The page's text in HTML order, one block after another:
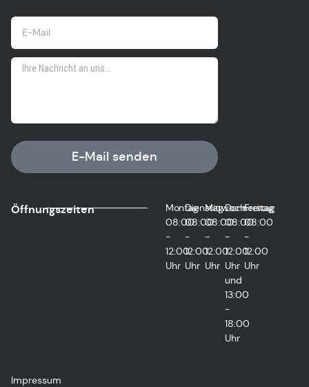
E-Mail senden
Öffnungszeiten
Montag
08:00
-
12:00
Uhr
Dienstag
08:00
-
12:00
Uhr
Mittwoch
08:00
-
12:00
Uhr
Donnerstag
08:00
-
12:00
Uhr
und
13:00
-
18:00
Uhr
Freitag
08:00
-
12:00
Uhr
Impressum